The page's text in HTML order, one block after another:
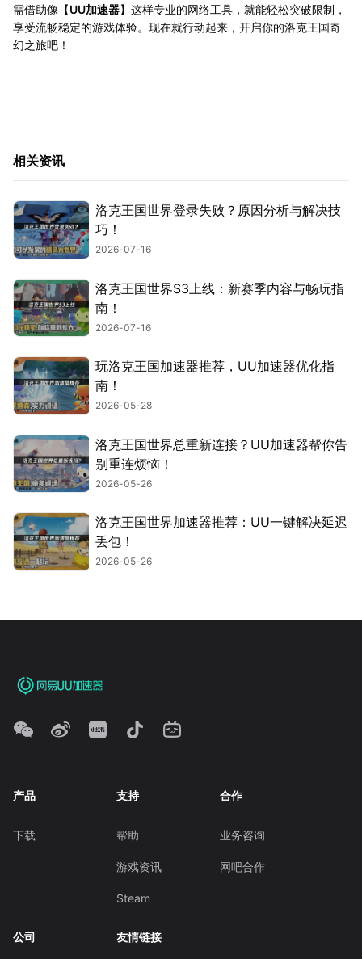
需借助像【UU加速器】这样专业的网络工具，就能轻松突破限制，
享受流畅稳定的游戏体验。现在就行动起来，开启你的洛克王国奇
幻之旅吧！
相关资讯
洛克王国世界登录失败？原因分析与解决技
巧！
2026-07-16
洛克王国世界S3上线：新赛季内容与畅玩指
南！
2026-07-16
玩洛克王国加速器推荐，UU加速器优化指
南！
2026-05-28
洛克王国世界总重新连接？UU加速器帮你告
别重连烦恼！
2026-05-26
洛克王国世界加速器推荐：UU一键解决延迟
丢包！
2026-05-26
产品
下载
支持
帮助
游戏资讯
Steam
合作
业务咨询
网吧合作
公司 友情链接